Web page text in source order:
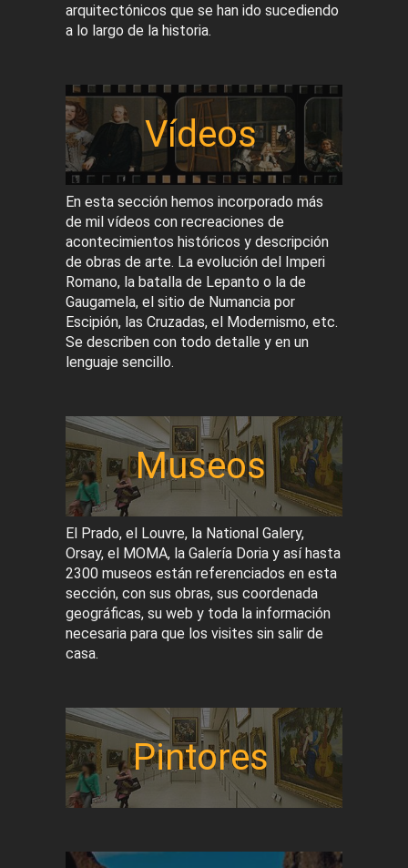
arquitectónicos que se han ido sucediendo
a lo largo de la historia.
Vídeos
En esta sección hemos incorporado más
de mil vídeos con recreaciones de
acontecimientos históricos y descripción
de obras de arte. La evolución del Imperi
Romano, la batalla de Lepanto o la de
Gaugamela, el sitio de Numancia por
Escipión, las Cruzadas, el Modernismo, etc.
Se describen con todo detalle y en un
lenguaje sencillo.
Museos
El Prado, el Louvre, la National Galery,
Orsay, el MOMA, la Galería Doria y así hasta
2300 museos están referenciados en esta
sección, con sus obras, sus coordenada
geográficas, su web y toda la información
necesaria para que los visites sin salir de
casa.
Pintores